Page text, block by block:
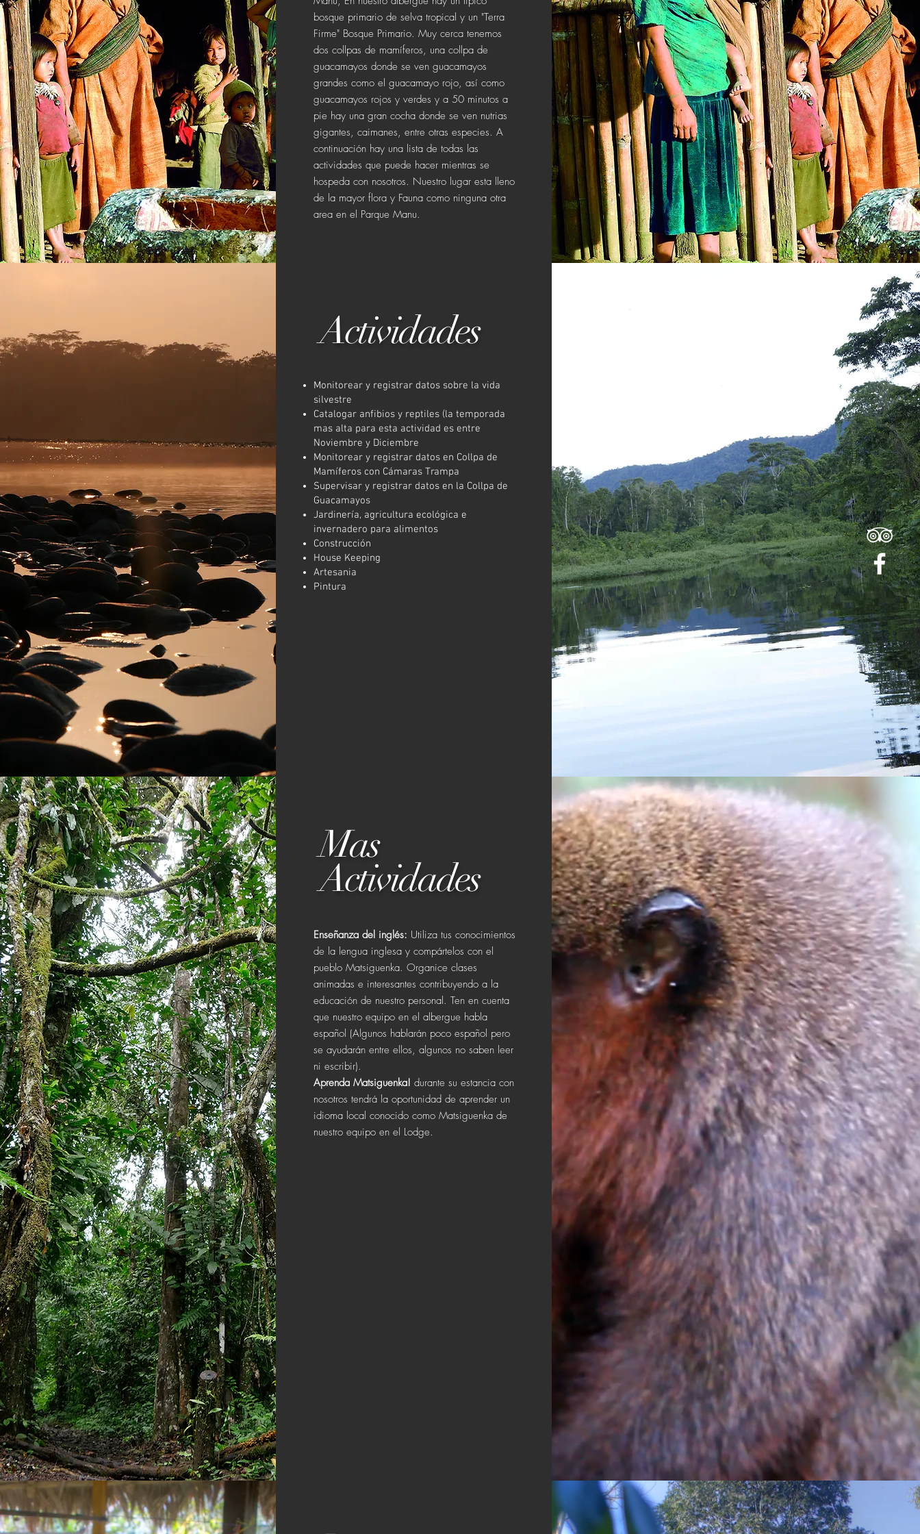
bosque primario de selva tropical y un "Terra
Firme" Bosque Primario. Muy cerca tenemos
dos collpas de mamíferos, una collpa de
guacamayos donde se ven guacamayos
grandes como el guacamayo rojo, así como
guacamayos rojos y verdes y a 50 minutos a
pie hay una gran cocha donde se ven nutrias
gigantes, caimanes, entre otras especies. A
continuación hay una lista de todas las
actividades que puede hacer mientras se
hospeda con nosotros. Nuestro lugar esta lleno
de la mayor flora y Fauna como ninguna otra
area en el Parque Manu.
Actividades
Monitorear y registrar datos sobre la vida
silvestre
Catalogar anfibios y reptiles (la temporada
mas alta para esta actividad es entre
Noviembre y Diciembre
Monitorear y registrar datos en Collpa de
Mamíferos con Cámaras Trampa
Supervisar y registrar datos en la Collpa de
Guacamayos
Jardinería, agricultura ecológica e
invernadero para alimentos
Construcción
House Keeping
Artesania
Pintura
Mas
Actividades
Enseñanza del inglés: Utiliza tus conocimientos
de la lengua inglesa y compártelos con el
pueblo Matsiguenka. Organice clases
animadas e interesantes contribuyendo a la
educación de nuestro personal. Ten en cuenta
que nuestro equipo en el albergue habla
español (Algunos hablarán poco español pero
se ayudarán entre ellos, algunos no saben leer
ni escribir).
Aprenda Matsiguenka! durante su estancia con
nosotros tendrá la oportunidad de aprender un
idioma local conocido como Matsiguenka de
nuestro equipo en el Lodge.